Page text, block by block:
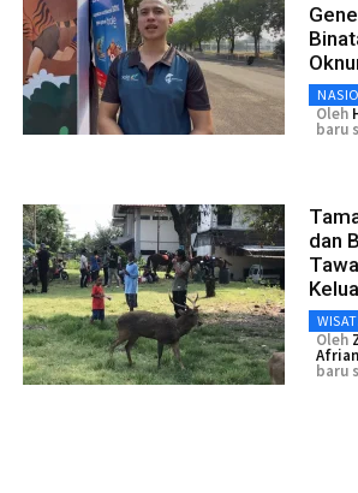
Oleh
baru
dan
Oleh
baru